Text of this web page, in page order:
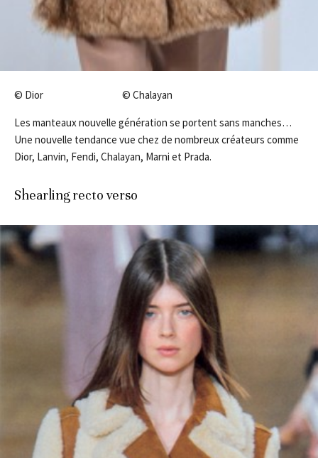
© Dior © Chalayan
Les manteaux nouvelle génération se portent sans manches…
Une nouvelle tendance vue chez de nombreux créateurs comme
Dior, Lanvin, Fendi, Chalayan, Marni et Prada.
Shearling recto verso